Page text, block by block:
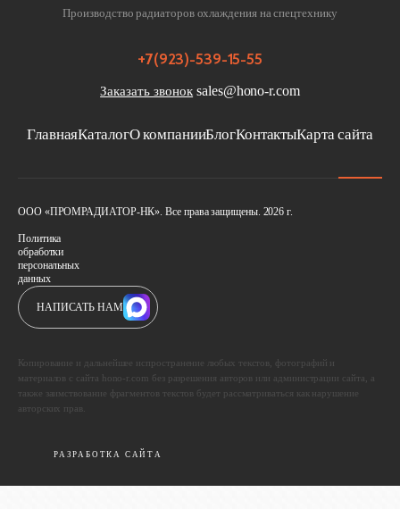
Производство радиаторов охлаждения на спецтехнику
ГлавнаяКаталогО компанииБлогКонтактыКарта сайта
+7(923)-539-15-55
Заказать звонок sales@hono-r.com
ООО «ПРОМРАДИАТОР-НК». Все права защищены. 2026 г.
Политика
обработки
персональных
данных
НАПИСАТЬ НАМ
Копирование и дальнейшее испространение любых текстов, фотографий и
материалов с сайта hono-r.com без разрешения авторов или администрации сайта, а
также заимствование фрагментов текстов будет рассматриваться как нарушение
авторских прав.
РАЗРАБОТКА САЙТА